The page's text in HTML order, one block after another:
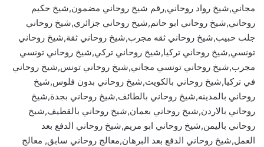
مجاني,شيخ رواد روحاني,رقم شيخ روحاني مضمون,شيخ حكيم
روحاني,شيخ روحاني ابو حاتم,شيخ روحاني جزائري,شيخ روحاني
جلب حبيب,شيخ روحاني ثقه مجرب,شيخ روحاني ثقة,شيخ روحاني
تونسي,شيخ روحاني تركيا,شيخ روحاني تركي,شيخ روحاني تونسي
مجرب,شيخ روحاني تونسي مجاني,شيخ روحاني تونس,شيخ روحاني
في تركيا,شيخ روحاني بالكويت,شيخ روحاني بدون فلوس,شيخ
روحاني بالمدينه,شيخ روحاني بالطائف,شيخ روحاني بجدة,شيخ
روحاني بالاردن,شيخ روحاني بعمان,شيخ روحاني بالقطيف,شيخ
روحاني باليمن,شيخ روحاني ابو مريم,شيخ روحاني الدفع بعد
العمل,شيخ روحاني الدفع بعد البرهان,معالج روحاني سابق, معالج